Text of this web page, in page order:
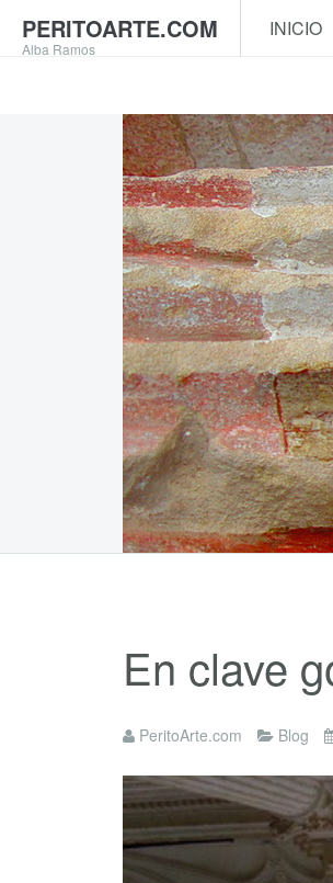
PERITOARTE.COM
Alba Ramos
INICIO
En clave
PeritoArte.com Blog